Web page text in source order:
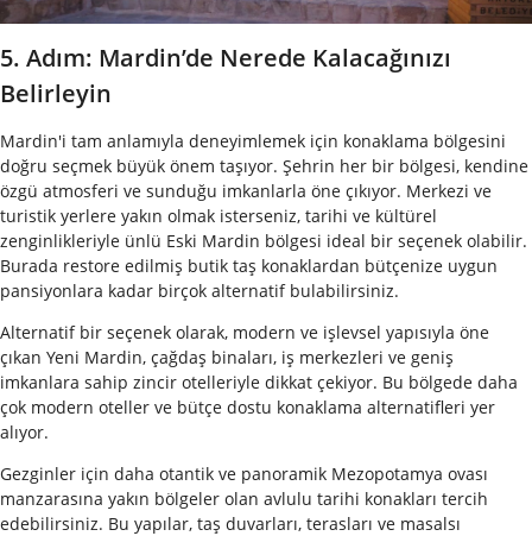
5. Adım: Mardin’de Nerede Kalacağınızı
Belirleyin
Mardin'i tam anlamıyla deneyimlemek için konaklama bölgesini
doğru seçmek büyük önem taşıyor. Şehrin her bir bölgesi, kendine
özgü atmosferi ve sunduğu imkanlarla öne çıkıyor. Merkezi ve
turistik yerlere yakın olmak isterseniz, tarihi ve kültürel
zenginlikleriyle ünlü Eski Mardin bölgesi ideal bir seçenek olabilir.
Burada restore edilmiş butik taş konaklardan bütçenize uygun
pansiyonlara kadar birçok alternatif bulabilirsiniz.
Alternatif bir seçenek olarak, modern ve işlevsel yapısıyla öne
çıkan Yeni Mardin, çağdaş binaları, iş merkezleri ve geniş
imkanlara sahip zincir otelleriyle dikkat çekiyor. Bu bölgede daha
çok modern oteller ve bütçe dostu konaklama alternatifleri yer
alıyor.
Gezginler için daha otantik ve panoramik Mezopotamya ovası
manzarasına yakın bölgeler olan avlulu tarihi konakları tercih
edebilirsiniz. Bu yapılar, taş duvarları, terasları ve masalsı